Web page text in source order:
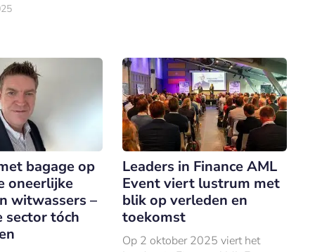
voor het
bagage op
oneerlijke
witwassers –
sector tóch
Leaders in Finance AML
Event viert lustrum met
blik op verleden en
toekomst
Op 2 oktober 2025 viert het